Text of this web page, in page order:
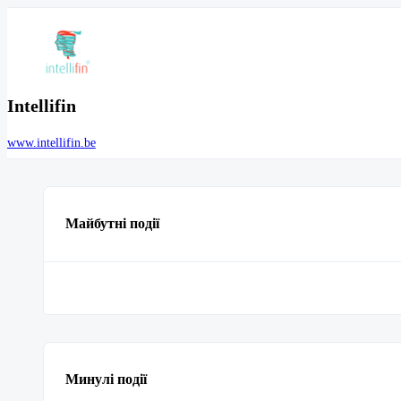
Intellifin
www.intellifin.be
Майбутні події
Минулі події